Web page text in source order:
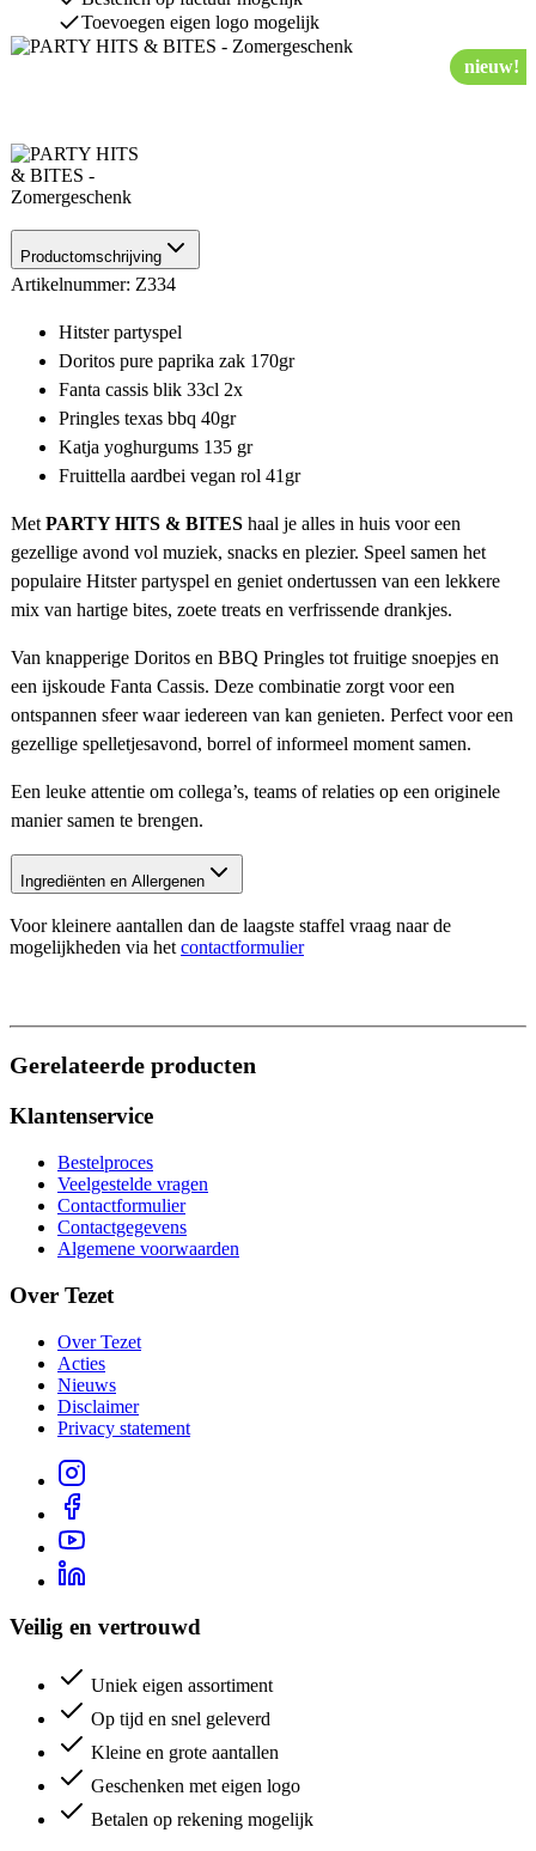
Toevoegen eigen logo mogelijk
nieuw!
Productomschrijving
Artikelnummer: Z334
Hitster partyspel
Doritos pure paprika zak 170gr
Fanta cassis blik 33cl 2x
Pringles texas bbq 40gr
Katja yoghurgums 135 gr
Fruittella aardbei vegan rol 41gr
MetPARTY HITS & BITES haal je alles in huis voor een
gezellige avond vol muziek, snacks en plezier. Speel samen het
populaire Hitster partyspel en geniet ondertussen van een lekkere
mix van hartige bites, zoete treats en verfrissende drankjes.
Van knapperige Doritos en BBQ Pringles tot fruitige snoepjes en
een ijskoude Fanta Cassis. Deze combinatie zorgt voor een
ontspannen sfeer waar iedereen van kan genieten. Perfect voor een
gezellige spelletjesavond, borrel of informeel moment samen.
Een leuke attentie om collega’s, teams of relaties op een originele
manier samen te brengen.
Ingrediënten en Allergenen
Voor kleinere aantallen dan de laagste staffel vraag naar de
mogelijkheden via hetcontactformulier
Gerelateerde producten
Klantenservice
Bestelproces
Veelgestelde vragen
Contactformulier
Contactgegevens
Algemene voorwaarden
Over Tezet
Over Tezet
Acties
Nieuws
Disclaimer
Privacy statement
Veilig en vertrouwd
Uniek eigen assortiment
Op tijd en snel geleverd
Kleine en grote aantallen
Geschenken met eigen logo
Betalen op rekening mogelijk